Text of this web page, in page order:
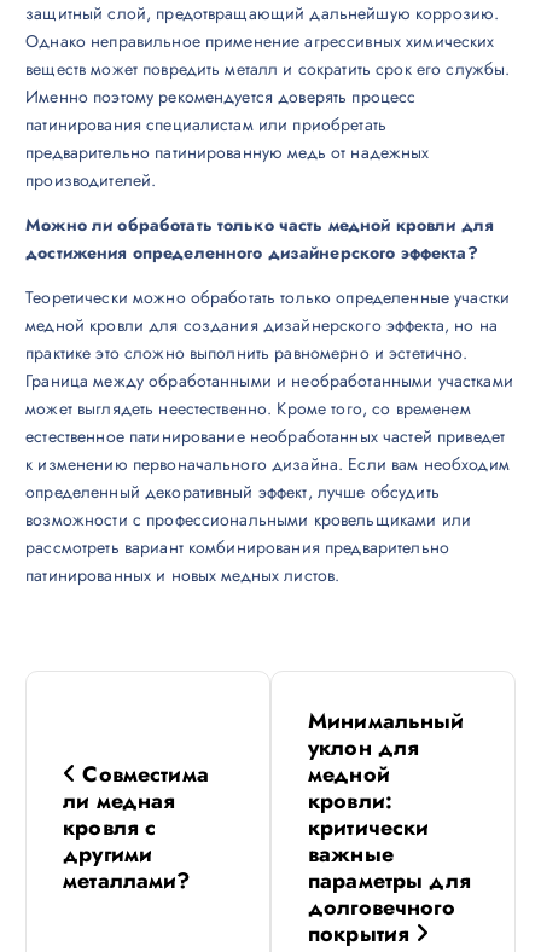
защитный слой, предотвращающий дальнейшую коррозию.
Однако неправильное применение агрессивных химических
веществ может повредить металл и сократить срок его службы.
Именно поэтому рекомендуется доверять процесс
патинирования специалистам или приобретать
предварительно патинированную медь от надежных
производителей.
Можно ли обработать только часть медной кровли для
достижения определенного дизайнерского эффекта?
Теоретически можно обработать только определенные участки
медной кровли для создания дизайнерского эффекта, но на
практике это сложно выполнить равномерно и эстетично.
Граница между обработанными и необработанными участками
может выглядеть неестественно. Кроме того, со временем
естественное патинирование необработанных частей приведет
к изменению первоначального дизайна. Если вам необходим
определенный декоративный эффект, лучше обсудить
возможности с профессиональными кровельщиками или
рассмотреть вариант комбинирования предварительно
патинированных и новых медных листов.
Н
Совместима
ли медная
кровля с
другими
металлами?
Минимальный
уклон для
медной
кровли:
критически
важные
параметры для
долговечного
покрытия